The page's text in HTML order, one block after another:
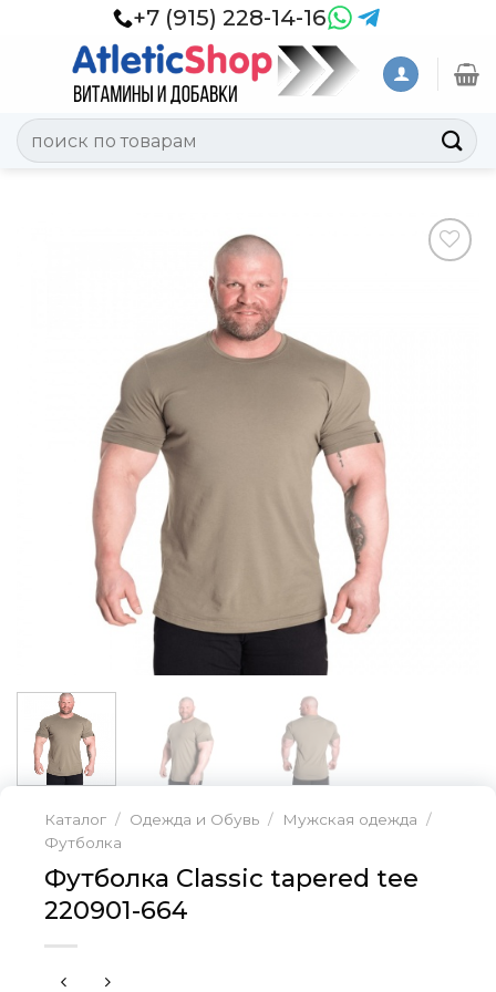
+7 (915) 228-14-16
Искать:
Каталог / Одежда и Обувь / Мужская одежда /
Футболка
Футболка Classic tapered tee
220901-664